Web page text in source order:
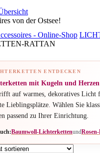
von der Ostsee!
- Online-Shop
RATTAN
ENTDECKEN
mit Kugeln und Herzen
auf warmes, dekoratives Licht
Lieblingsplätze. Wählen Sie
passend zu Ihrer Einrichtung.
Baumwoll-Lichterkettenund